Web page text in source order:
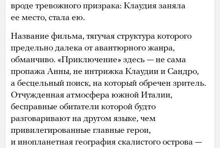
вроде тревожного призрака: Клаудия заняла
ее место, стала ею.
Название фильма, тягучая структура которого
предельно далека от авантюрного жанра,
обманчиво. «Приключение» здесь — не сама
пропажа Анны, не интрижка Клаудии и Сандро,
а бесцельный поиск, на который обречен зритель.
Отчужденная атмосфера южной Италии,
бесправные обитатели которой будто
разговаривают на другом языке, чем
привилегированные главные герои,
и инопланетная география скалистого острова —